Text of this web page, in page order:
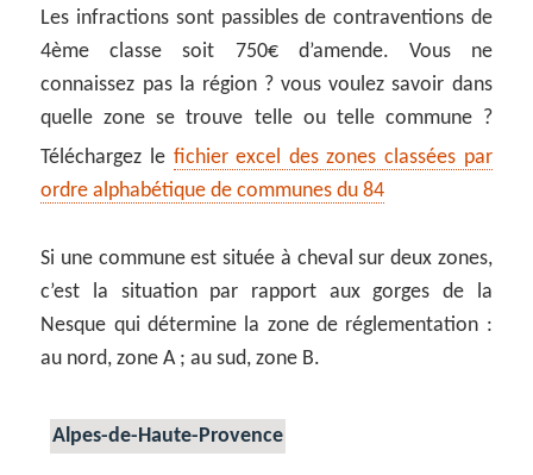
Les infractions sont passibles de contraventions de
4ème classe soit 750€ d’amende. Vous ne
connaissez pas la région ? vous voulez savoir dans
quelle zone se trouve telle ou telle commune ?
Téléchargez le fichier excel des zones classées par
ordre alphabétique de communes du 84
Si une commune est située à cheval sur deux zones,
c’est la situation par rapport aux gorges de la
Nesque qui détermine la zone de réglementation :
au nord, zone A ; au sud, zone B.
Alpes-de-Haute-Provence